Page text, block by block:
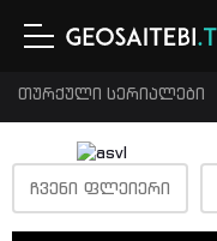
თურქული სერიალები
ᲩᲕᲔᲜᲘ ᲤᲚᲔᲘᲔᲠᲘ